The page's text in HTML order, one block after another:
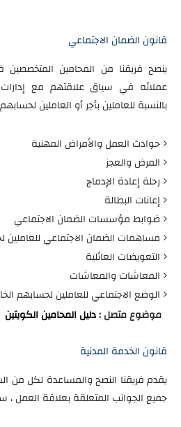
قانون الضمان الاجتماعي
ينصح فريقنا من المحامين
عملائه في سياق علاقتهم مع
بالنسبة للعاملين بأجر أو العاملين
حوادث العمل والأمراض المهنية
المرض والعجز
رحلة إعادة الإدماج
إعانات البطالة
ضوابط مؤسسات الضمان الاجتماعي
مساهمات الضمان الاجتماعي للعاملين
التعويضات العائلية
المعاشات والمعاشات
الوضع الاجتماعي للعاملين لحسابهم
موضوع متصل :دليل المحامين الكويتين
قانون الخدمة المدنية
يقدم فريقنا النصح والمساعدة لكل من
جميع الجوانب المتعلقة بعلاقة العمل ،